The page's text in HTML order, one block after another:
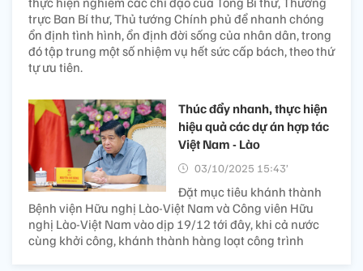
trực Ban Bí thư, Thủ tướng Chính phủ để nhanh chóng
ổn định tình hình, ổn định đời sống của nhân dân, trong
đó tập trung một số nhiệm vụ hết sức cấp bách, theo thứ
tự ưu tiên.
Thúc đẩy nhanh, thực hiện
hiệu quả các dự án hợp tác
Việt Nam - Lào
03/10/2025 15:43’
Đặt mục tiêu khánh thành
Bệnh viện Hữu nghị Lào-Việt Nam và Công viên Hữu
nghị Lào-Việt Nam vào dịp 19/12 tới đây, khi cả nước
cùng khởi công, khánh thành hàng loạt công trình